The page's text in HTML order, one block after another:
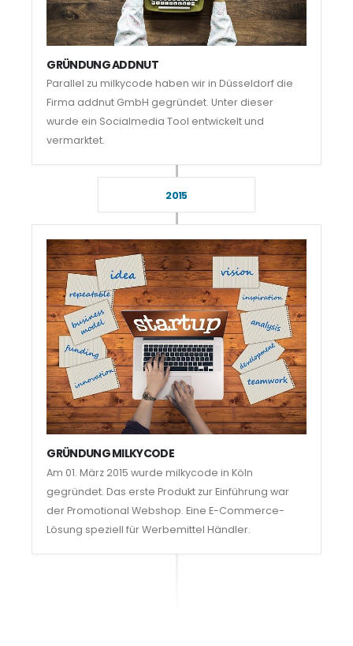
GRÜNDUNG ADDNUT
Parallel zu milkycode haben wir in Düsseldorf die
Firma addnut GmbH gegründet. Unter dieser
wurde ein Socialmedia Tool entwickelt und
vermarktet.
2015
GRÜNDUNG MILKYCODE
Am 01. März 2015 wurde milkycode in Köln
gegründet. Das erste Produkt zur Einführung war
der Promotional Webshop. Eine E-Commerce-
Lösung speziell für Werbemittel Händler.